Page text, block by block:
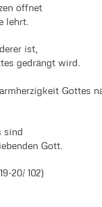
öffnet
lehrt.
ist,
gedrängt wird.
Gottes
sind
Gott.
20/ 102)